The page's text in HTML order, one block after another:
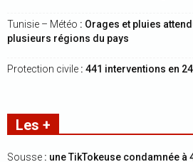
Tunisie – Météo : Orages et pluies
plusieurs régions du pays
Protection civile : 441 interventions en
Les +
Sousse : une TikTokeuse condamnée